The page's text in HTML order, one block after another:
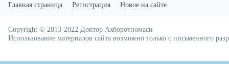
Главная страница Регистрация Новое на сайте
Copyright © 2013-2022 Доктор Ахборотномаси
Использование материалов сайта возможно только с письменного